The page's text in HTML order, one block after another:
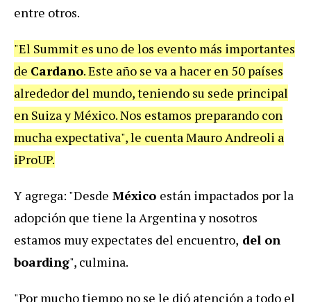
entre otros.
"El Summit es uno de los evento más importantes
de Cardano. Este año se va a hacer en 50 países
alrededor del mundo, teniendo su sede principal
en Suiza y México. Nos estamos preparando con
mucha expectativa", le cuenta Mauro Andreoli a
iProUP.
Y agrega: "Desde México están impactados por la
adopción que tiene la Argentina y nosotros
estamos muy expectates del encuentro, del on
boarding", culmina.
"Por mucho tiempo no se le dió atención a todo el